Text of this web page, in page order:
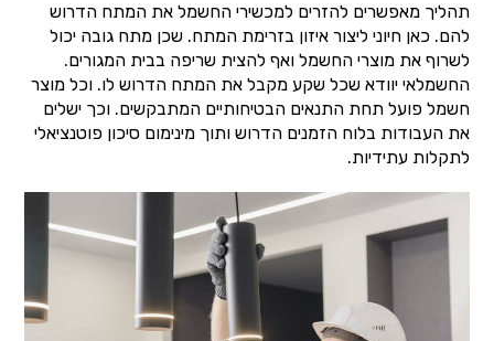
תהליך מאפשרים להזרים למכשירי החשמל את המתח הדרוש
להם. כאן חיוני ליצור איזון בזרימת המתח. שכן מתח גובה יכול
לשרוף את מוצרי החשמל ואף להצית שריפה בבית המגורים.
החשמלאי יוודא שכל שקע מקבל את המתח הדרוש לו. וכל מוצר
חשמל פועל תחת התנאים הבטיחותיים המתבקשים. וכך ישלים
את העבודות בלוח הזמנים הדרוש ותוך מינימום סיכון פוטנציאלי
לתקלות עתידיות.